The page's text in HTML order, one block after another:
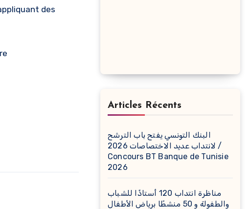
des
Articles Récents
البنك التونسي يفتح باب الترشح
لانتداب عديد الاختصاصات 2026 /
Concours BT Banque de Tunisie
2026
مناظرة انتداب 120 أستاذًا للشباب
والطفولة و 50 منشطًا برياض الأطفال